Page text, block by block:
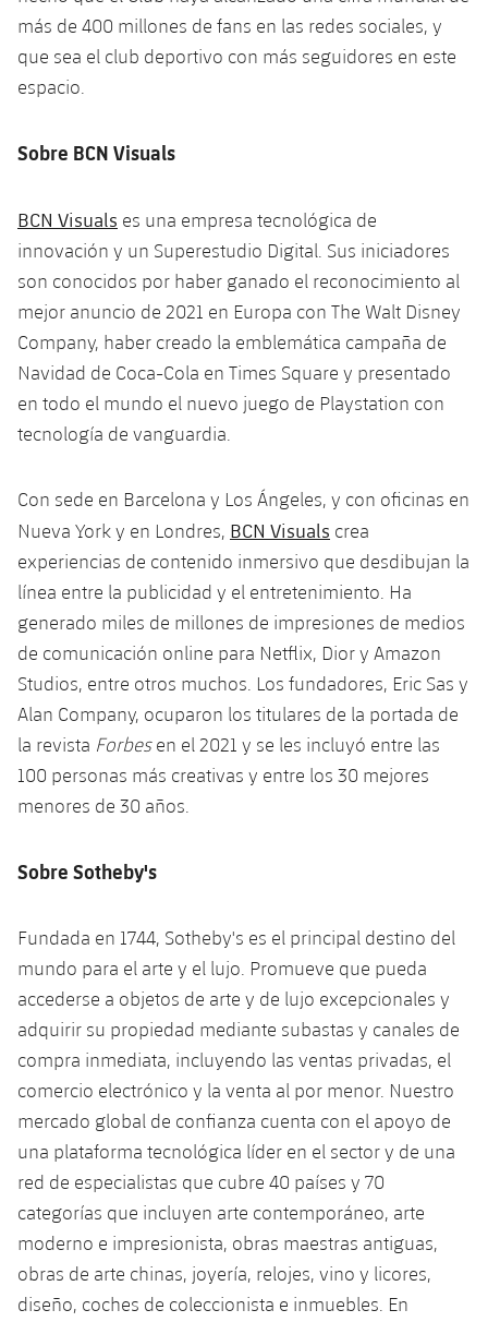
más de 400 millones de fans en las redes sociales, y
que sea el club deportivo con más seguidores en este
espacio.
Sobre BCN Visuals
BCN Visuals es una empresa tecnológica de
innovación y un Superestudio Digital. Sus iniciadores
son conocidos por haber ganado el reconocimiento al
mejor anuncio de 2021 en Europa con The Walt Disney
Company, haber creado la emblemática campaña de
Navidad de Coca-Cola en Times Square y presentado
en todo el mundo el nuevo juego de Playstation con
tecnología de vanguardia.
Con sede en Barcelona y Los Ángeles, y con oficinas en
Nueva York y en Londres, BCN Visuals crea
experiencias de contenido inmersivo que desdibujan la
línea entre la publicidad y el entretenimiento. Ha
generado miles de millones de impresiones de medios
de comunicación online para Netflix, Dior y Amazon
Studios, entre otros muchos. Los fundadores, Eric Sas y
Alan Company, ocuparon los titulares de la portada de
la revista Forbesen el 2021 y se les incluyó entre las
100 personas más creativas y entre los 30 mejores
menores de 30 años.
Sobre Sotheby's
Fundada en 1744, Sotheby's es el principal destino del
mundo para el arte y el lujo. Promueve que pueda
accederse a objetos de arte y de lujo excepcionales y
adquirir su propiedad mediante subastas y canales de
compra inmediata, incluyendo las ventas privadas, el
comercio electrónico y la venta al por menor. Nuestro
mercado global de confianza cuenta con el apoyo de
una plataforma tecnológica líder en el sector y de una
red de especialistas que cubre 40 países y 70
categorías que incluyen arte contemporáneo, arte
moderno e impresionista, obras maestras antiguas,
obras de arte chinas, joyería, relojes, vino y licores,
diseño, coches de coleccionista e inmuebles. En